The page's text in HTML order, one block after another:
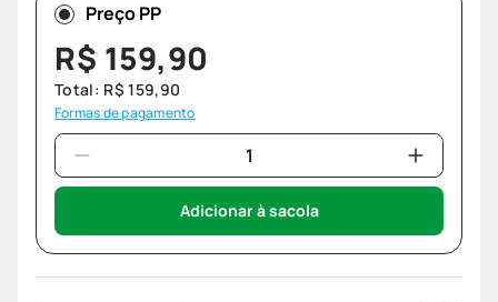
Preço PP
R$ 159,90
Total: R$ 159,90
Formas de pagamento
Adicionar à sacola